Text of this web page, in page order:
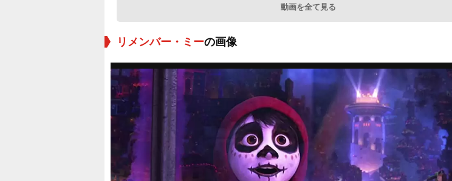
動画を全て見る
リメンバー・ミーの画像